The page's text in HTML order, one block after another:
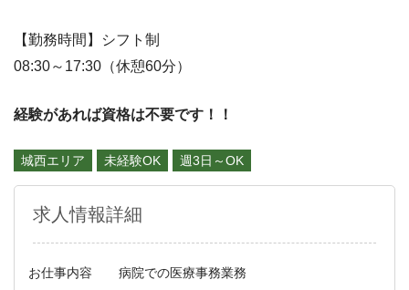
【勤務時間】シフト制
08:30～17:30（休憩60分）
経験があれば資格は不要です！！
城西エリア 未経験OK 週3日～OK
求人情報詳細
お仕事内容 病院での医療事務業務